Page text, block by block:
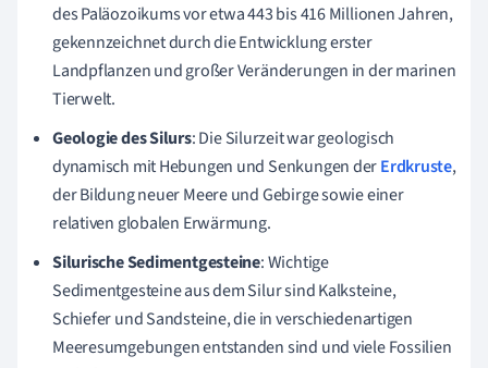
des Paläozoikums vor etwa 443 bis 416 Millionen Jahren,
gekennzeichnet durch die Entwicklung erster
Landpflanzen und großer Veränderungen in der marinen
Tierwelt.
Geologie des Silurs: Die Silurzeit war geologisch
dynamisch mit Hebungen und Senkungen derErdkruste,
der Bildung neuer Meere und Gebirge sowie einer
relativen globalen Erwärmung.
Silurische Sedimentgesteine: Wichtige
Sedimentgesteine aus dem Silur sind Kalksteine,
Schiefer und Sandsteine, die in verschiedenartigen
Meeresumgebungen entstanden sind und viele Fossilien